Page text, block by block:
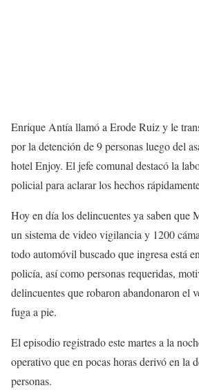
Enrique Antía llamó a Erode Ruiz y le
por la detención de 9 personas luego del
hotel Enjoy. El jefe comunal destacó la
policial para aclarar los hechos
Hoy en día los delincuentes ya saben que
un sistema de video vigilancia y 1200
todo automóvil buscado que ingresa está
policía, así como personas requeridas,
delincuentes que robaron abandonaron el
fuga a pie.
El episodio registrado este martes a la
operativo que en pocas horas derivó en la
personas.